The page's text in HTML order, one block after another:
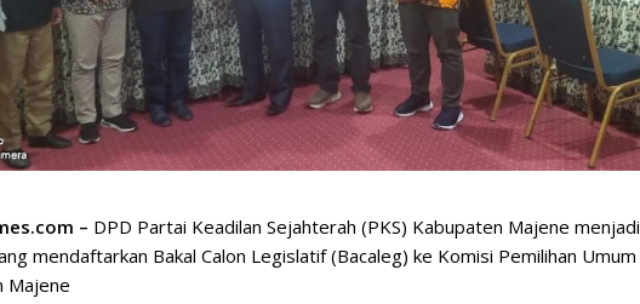
– DPD Partai Keadilan Sejahterah (PKS) Kabupaten Majene menjadi
mendaftarkan Bakal Calon Legislatif (Bacaleg) ke Komisi Pemilihan Umum
Majene